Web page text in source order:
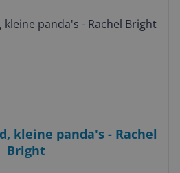
kleine panda's - Rachel
Bright